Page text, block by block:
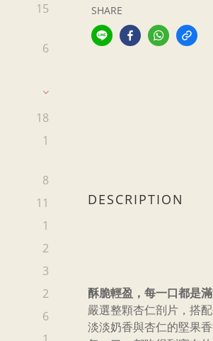
15
6
18
1
8
11
1
2
3
2
6
SHARE
DESCRIPTION
酥脆輕盈，每一口都是
嚴選整顆杏仁剖片，搭
淡淡奶香與杏仁的堅果